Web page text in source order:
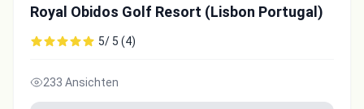
Royal Obidos Golf Resort (Lisbon Portugal)
5/ 5 (4)
233 Ansichten